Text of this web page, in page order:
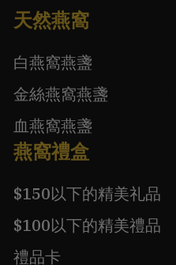
天然燕窩
白燕窩燕盞
金絲燕窩燕盞
血燕窩燕盞
燕窩禮盒
$150以下的精美礼品
$100以下的精美禮品
禮品卡